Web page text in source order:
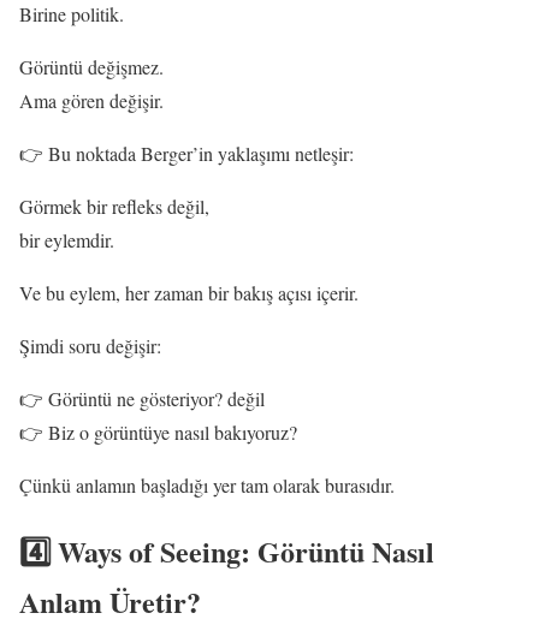
Birine politik.
Görüntü değişmez.
Ama gören değişir.
👉 Bu noktada Berger’in yaklaşımı netleşir:
Görmek bir refleks değil,
bir eylemdir.
Ve bu eylem, her zaman bir bakış açısı içerir.
Şimdi soru değişir:
👉 Görüntü ne gösteriyor? değil
👉 Biz o görüntüye nasıl bakıyoruz?
Çünkü anlamın başladığı yer tam olarak burasıdır.
4️⃣ Ways of Seeing: Görüntü Nasıl
Anlam Üretir?